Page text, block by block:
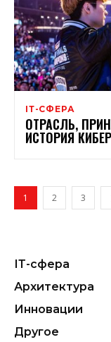
ІТ-СФЕРА
ОТРАСЛЬ,
ИСТОРИЯ
1 2 3
ІТ-сфера
Архитектура
Инновации
Другое